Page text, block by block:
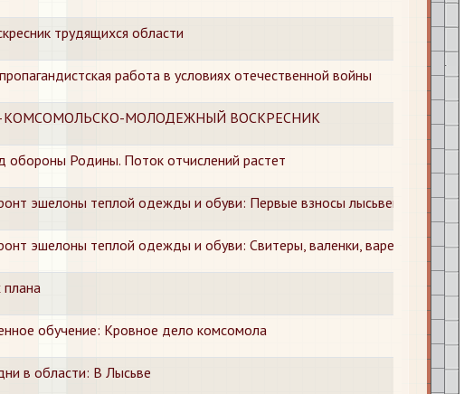
трудящихся области
работа в условиях отечественной войны
МОЛОДЕЖНЫЙ ВОСКРЕСНИК
обороны Родины. Поток отчислений растет
эшелоны теплой одежды и обуви: Первые взносы лысьвенцев
эшелоны теплой одежды и обуви: Свитеры, валенки, варежки
обучение: Кровное дело комсомола
в области: В Лысьве